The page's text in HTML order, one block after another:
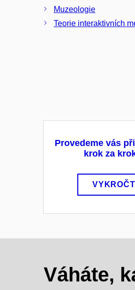
Muzeologie
Teorie interaktivních
Provedeme vás
krok za
Váháte,